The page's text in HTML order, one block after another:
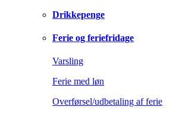
Drikkepenge
Ferie og feriefridage
Varsling
Ferie med løn
Overførsel/udbetaling af ferie